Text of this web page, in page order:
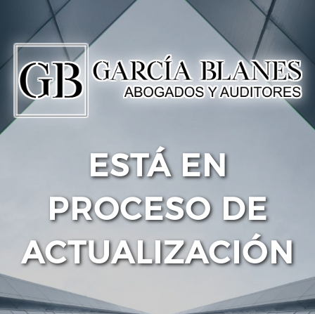
ESTÁ EN
PROCESO DE
ACTUALIZACIÓN